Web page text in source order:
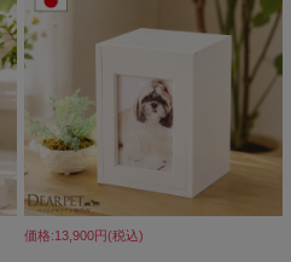
価格:13,900円(税込)